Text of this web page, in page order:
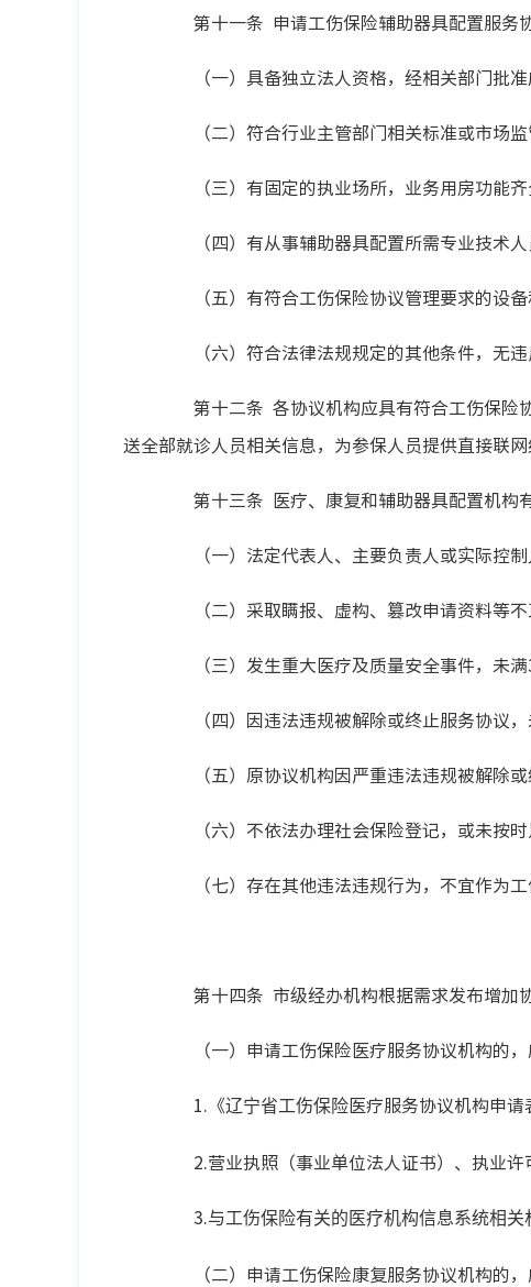
第十一条 申请工伤保险辅助器具配置服务协
（一）具备独立法人资格，经相关部门批准
（二）符合行业主管部门相关标准或市场监
（三）有固定的执业场所，业务用房功能齐
（四）有从事辅助器具配置所需专业技术人
（五）有符合工伤保险协议管理要求的设备
（六）符合法律法规规定的其他条件，无违
第十二条 各协议机构应具有符合工伤保险
送全部就诊人员相关信息，为参保人员提供直接联网
第十三条 医疗、康复和辅助器具配置机构有
（一）法定代表人、主要负责人或实际控制
（二）采取瞒报、虚构、篡改申请资料等不
（三）发生重大医疗及质量安全事件，未满3
（四）因违法违规被解除或终止服务协议，
（五）原协议机构因严重违法违规被解除或
（六）不依法办理社会保险登记，或未按时
（七）存在其他违法违规行为，不宜作为工
第十四条 市级经办机构根据需求发布增加协
（一）申请工伤保险医疗服务协议机构的，
1.《辽宁省工伤保险医疗服务协议机构申请
2.营业执照（事业单位法人证书）、执业许
3.与工伤保险有关的医疗机构信息系统相关
（二）申请工伤保险康复服务协议机构的，